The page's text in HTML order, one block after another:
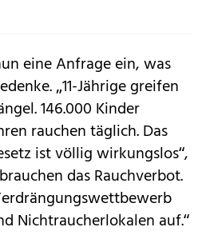
eine Anfrage ein, was
„11-Jährige greifen
146.000 Kinder
rauchen täglich. Das
ist völlig wirkungslos“,
das Rauchverbot.
Nichtraucherlokalen auf.“